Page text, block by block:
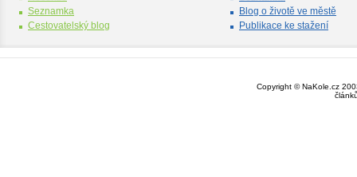
Seznamka
Cestovatelský blog
Blog o životě ve městě
Publikace ke stažení
Copyright © NaKole.cz